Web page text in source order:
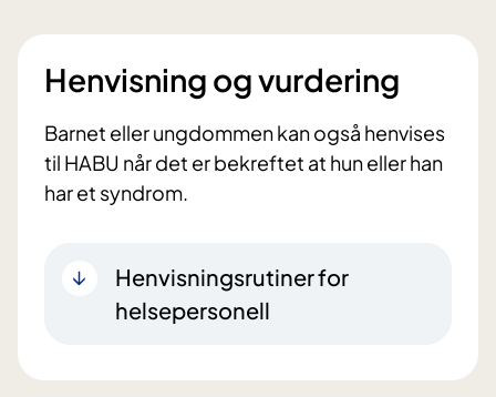
Henvisning og vurdering
Barnet eller ungdommen kan også henvises
til HABU når det er bekreftet at hun eller han
har et syndrom.
Henvisningsrutiner for
helsepersonell